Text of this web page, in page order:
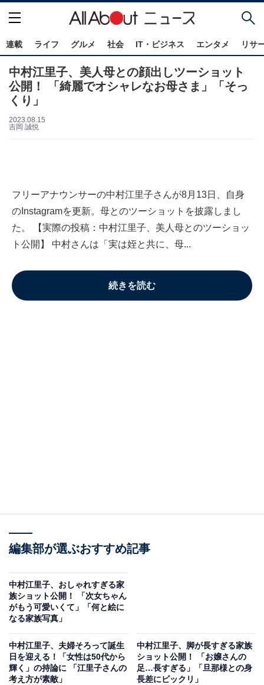
連載 ライフ グルメ 社会 IT・ビジネス エンタメ リサ
中村江里子、美人母との顔出しツーショット
公開！ 「綺麗でオシャレなお母さま」「そっ
くり」
2023.08.15
吉岡 誠悦
フリーアナウンサーの中村江里子さんが8月13日、自身
のInstagramを更新。母とのツーショットを披露しまし
た。 【実際の投稿：中村江里子、美人母とのツーショッ
ト公開】 中村さんは「実は姪と共に、母...
続きを読む
編集部が選ぶおすすめ記事
中村江里子、おしゃれすぎる家
族ショット公開！ 「次女ちゃん
がもう可愛いくて」「何と絵に
なる家族写真」
中村江里子、夫婦そろって誕生
日を迎える！「女性は50代から
輝く」の持論に 「江里子さんの
考え方が素敵」
中村江里子、脚が長すぎる家族
ショット公開！ 「お嬢さんの
足…長すぎる」「旦那様との身
長差にビックリ」